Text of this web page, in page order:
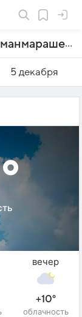
Погода на 4 декабря в Кахраманмараше
5 декабря
вечер
+10°
облачность